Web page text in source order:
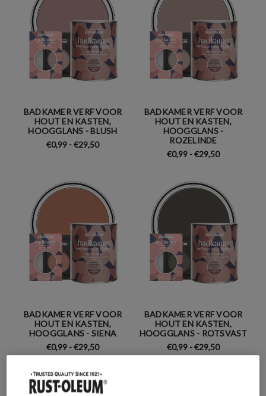
BADKAMER VERF VOOR
HOUT EN KASTEN,
HOOGGLANS - BLUSH
€0,99 - €29,50
BADKAMER VERF VOOR
HOUT EN KASTEN,
HOOGGLANS -
ROZELINDE
€0,99 - €29,50
BADKAMER VERF VOOR
HOUT EN KASTEN,
HOOGGLANS - SIENA
€0,99 - €29,50
BADKAMER VERF VOOR
HOUT EN KASTEN,
HOOGGLANS - ROTSVAST
€0,99 - €29,50